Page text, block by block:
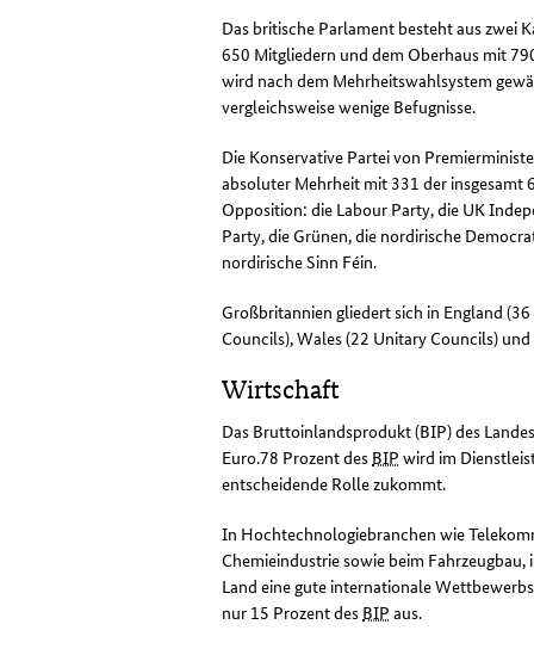
Das britische Parlament besteht aus zwei
650 Mitgliedern und dem Oberhaus mit
wird nach dem Mehrheitswahlsystem
vergleichsweise wenige Befugnisse.
Die Konservative Partei von
absoluter Mehrheit mit 331 der insgesamt
Opposition: die Labour Party, die UK
Party, die Grünen, die nordirische
nordirische Sinn Féin.
Großbritannien gliedert sich in England
Councils),Wales(22 Unitary Councils)
Wirtschaft
Das Bruttoinlandsprodukt (BIP) des
Euro.78 Prozent des BIP wird im
entscheidende Rolle zukommt.
In Hochtechnologiebranchen wie
Chemieindustrie sowie beim
Land eine gute internationale
nur 15 Prozent des BIP aus.